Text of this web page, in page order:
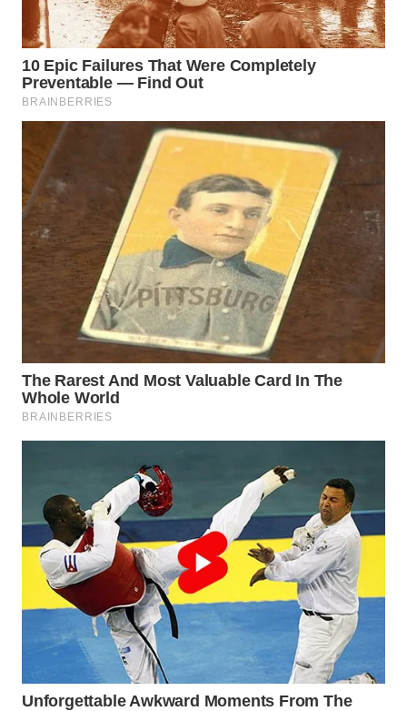
WN
MALUKU
WN
MALUT
WN
DAIRI
WN
DANAU
TOBA
WN
WN
LANGKAT
WN
TANJUNG
LESUNG
WN
SIMALUNGUN